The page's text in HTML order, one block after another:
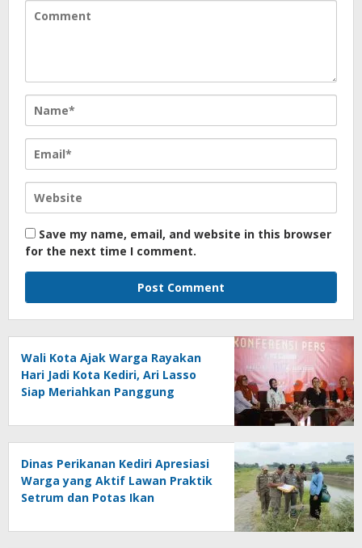
Save my name, email, and website in this browser
for the next time I comment.
Wali Kota Ajak Warga Rayakan
Hari Jadi Kota Kediri, Ari Lasso
Siap Meriahkan Panggung
Dinas Perikanan Kediri Apresiasi
Warga yang Aktif Lawan Praktik
Setrum dan Potas Ikan